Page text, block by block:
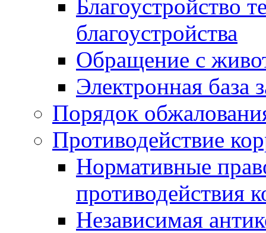
Благоустройство
благоустройства
Обращение с
Электронная база
Порядок
Противодействие
Нормативные
противодействия
Независимая